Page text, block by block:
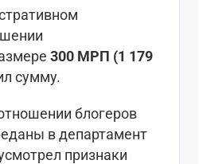
300 МРП (1 179
сумму.
блогеров
в департамент
признаки